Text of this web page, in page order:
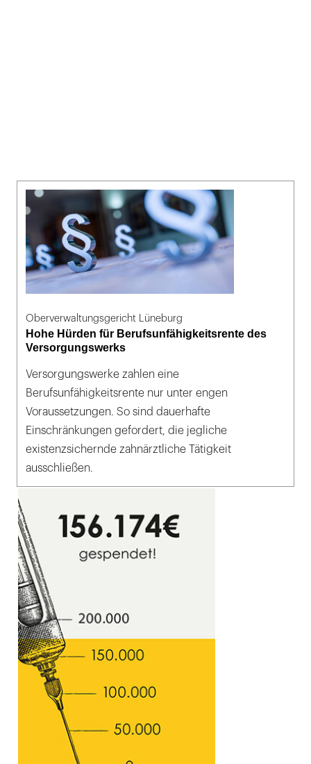
Oberverwaltungsgericht Lüneburg
Hohe Hürden für Berufsunfähigkeitsrente des
Versorgungswerks
Versorgungswerke zahlen eine
Berufsunfähigkeitsrente nur unter engen
Voraussetzungen. So sind dauerhafte
Einschränkungen gefordert, die jegliche
existenzsichernde zahnärztliche Tätigkeit
ausschließen.